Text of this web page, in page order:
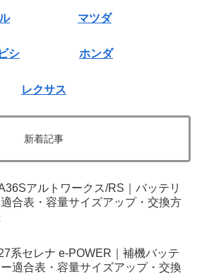
マツダ
シ ホンダ
レクサス
新着記事
アルトワークス/RS｜バッテリ
合表・容量サイズアップ・交換方
系セレナ e-POWER｜補機バッテ
ー適合表・容量サイズアップ・交換